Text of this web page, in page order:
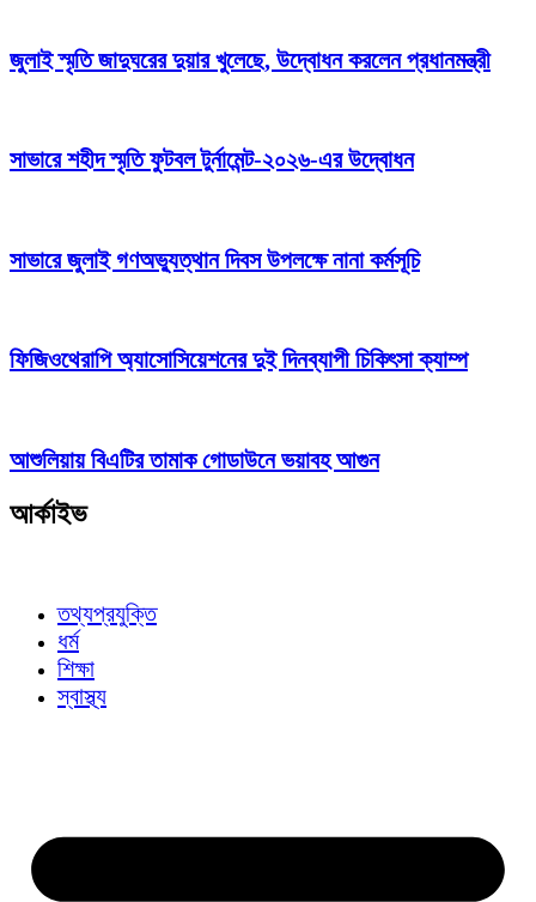
জুলাই স্মৃতি জাদুঘরের দুয়ার খুলেছে, উদ্বোধন করলেন প্রধানমন্ত্রী
সাভারে শহীদ স্মৃতি ফুটবল টুর্নামেন্ট-২০২৬-এর উদ্বোধন
সাভারে জুলাই গণঅভ্যুত্থান দিবস উপলক্ষে নানা কর্মসূচি
ফিজিওথেরাপি অ্যাসোসিয়েশনের দুই দিনব্যাপী চিকিৎসা ক্যাম্প
আশুলিয়ায় বিএটির তামাক গোডাউনে ভয়াবহ আগুন
আর্কাইভ
তথ্যপ্রযুক্তি
ধর্ম
শিক্ষা
স্বাস্থ্য